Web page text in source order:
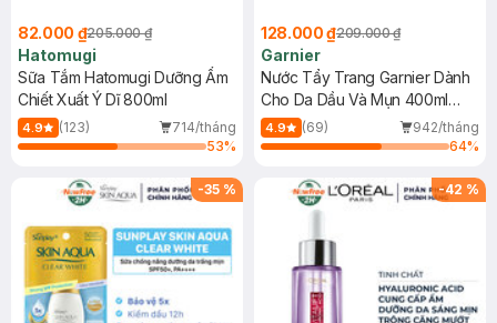
82.000 ₫205.000 ₫
Hatomugi
Sữa Tắm Hatomugi Dưỡng Ẩm
Chiết Xuất Ý Dĩ 800ml
4.9 (123)
714/tháng
53%
128.000 ₫209.000 ₫
Garnier
Nước Tẩy Trang Garnier Dành
Cho Da Dầu Và Mụn 400ml
(Mới)
4.9 (69)
942/tháng
64%
-35 % -42 %